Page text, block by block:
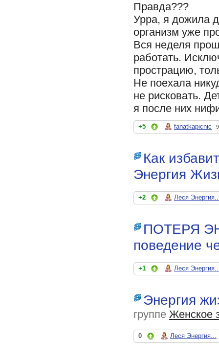
Правда???
Урра, я дожила
организм уже
Вся неделя
работать.
прострацию,
Не поехала
не рисковать.
я после них
+5 fanatkapicnic
Как
Энергия
+2 Леся
ПОТЕРЯ
поведение
+1 Леся
Энергия
группе Женское
0 Леся Энергия...